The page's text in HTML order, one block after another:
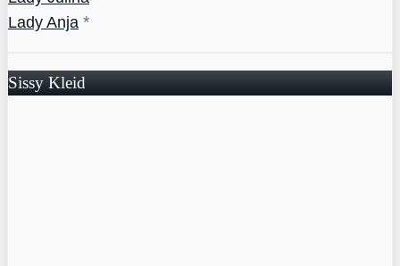
Lady Anja *
Sissy Kleid